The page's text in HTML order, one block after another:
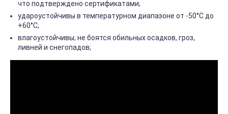
что подтверждено сертификатами;
удароустойчивы в температурном диапазоне от -50°С до
+60°С;
влагоустойчивы; не боятся обильных осадков, гроз,
ливней и снегопадов;